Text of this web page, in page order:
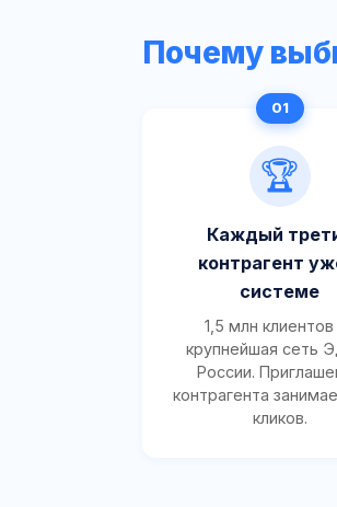
Почему
🏆
Каждый
контрагент
системе
1,5 млн
крупнейшая сеть
России.
контрагента
кликов.